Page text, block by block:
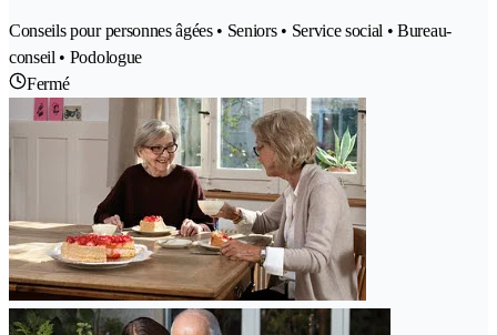
Conseils pour personnes âgées • Seniors • Service social • Bureau-
conseil • Podologue
Fermé